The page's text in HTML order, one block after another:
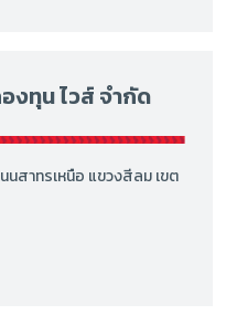
ทุน ไวส์ จำกัด
สาทรเหนือ แขวงสีลม เขต